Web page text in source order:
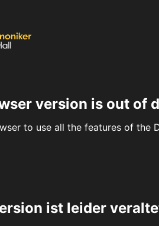
version is out of
to use all the features of the
ist leider